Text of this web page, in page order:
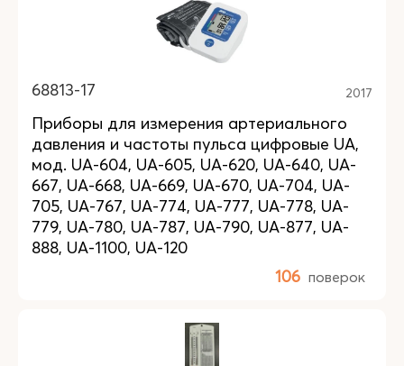
68813-17 2017
Приборы для измерения артериального
давления и частоты пульса цифровые UA,
мод. UA-604, UA-605, UA-620, UA-640, UA-
667, UA-668, UA-669, UA-670, UA-704, UA-
705, UA-767, UA-774, UA-777, UA-778, UA-
779, UA-780, UA-787, UA-790, UA-877, UA-
888, UA-1100, UA-120
106 поверок